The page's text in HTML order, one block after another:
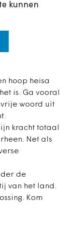
kunnen
hoop heisa
is. Ga vooral
vrije woord uit
kracht totaal
Net als
de
van het land.
Kom